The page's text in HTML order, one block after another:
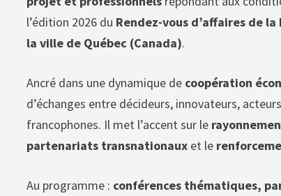
l’édition 2026 du Rendez-vous d’affaires de
la ville de Québec (Canada).
Ancré dans une dynamique de coopération
d’échanges entre décideurs, innovateurs,
francophones. Il met l’accent sur le
partenariats transnationaux et le
Au programme : conférences thématiques,